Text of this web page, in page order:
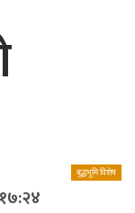
बुद्धभूमि विशेष